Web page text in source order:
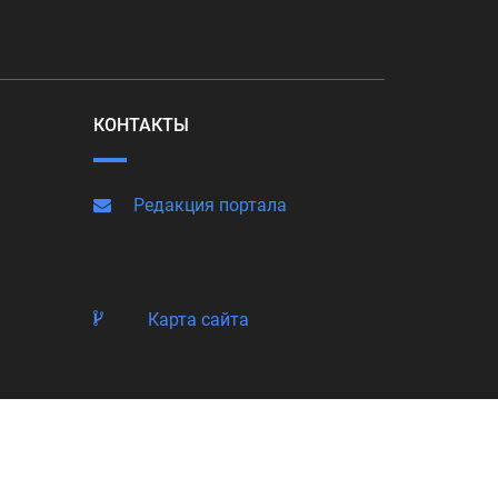
КОНТАКТЫ
Редакция портала
Карта сайта